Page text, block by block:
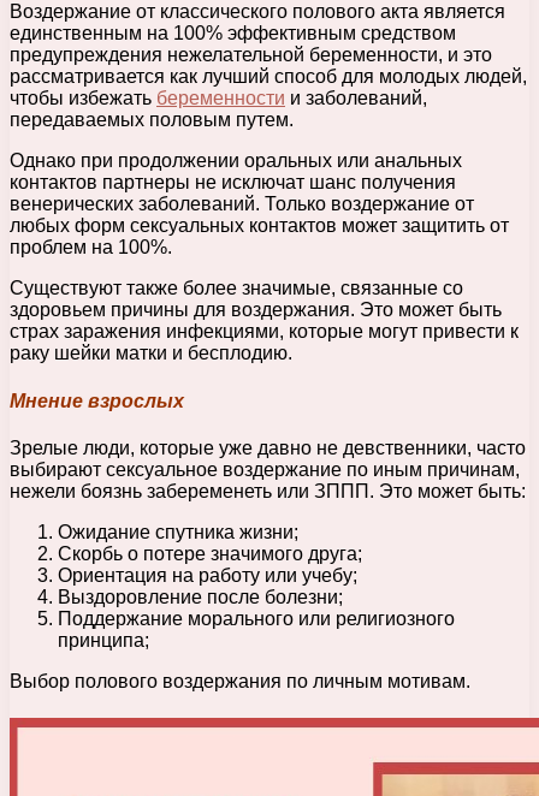
Воздержание от классического полового акта является
единственным на 100% эффективным средством
предупреждения нежелательной беременности, и это
рассматривается как лучший способ для молодых людей,
чтобы избежать беременности и заболеваний,
передаваемых половым путем.
Однако при продолжении оральных или анальных
контактов партнеры не исключат шанс получения
венерических заболеваний. Только воздержание от
любых форм сексуальных контактов может защитить от
проблем на 100%.
Существуют также более значимые, связанные со
здоровьем причины для воздержания. Это может быть
страх заражения инфекциями, которые могут привести к
раку шейки матки и бесплодию.
Мнение взрослых
Зрелые люди, которые уже давно не девственники, часто
выбирают сексуальное воздержание по иным причинам,
нежели боязнь забеременеть или ЗППП. Это может быть:
Ожидание спутника жизни;
Скорбь о потере значимого друга;
Ориентация на работу или учебу;
Выздоровление после болезни;
Поддержание морального или религиозного
принципа;
Выбор полового воздержания по личным мотивам.